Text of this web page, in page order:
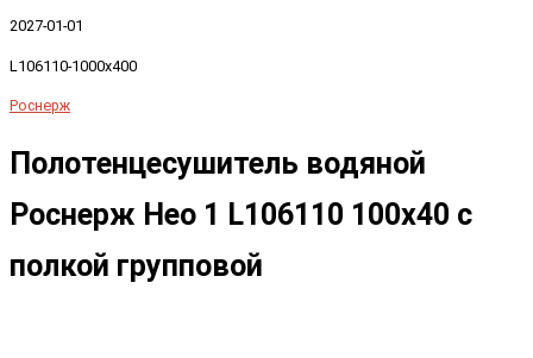
2027-01-01
L106110-1000x400
Роснерж
Полотенцесушитель водяной
Роснерж Нео 1 L106110 100x40 с
полкой групповой